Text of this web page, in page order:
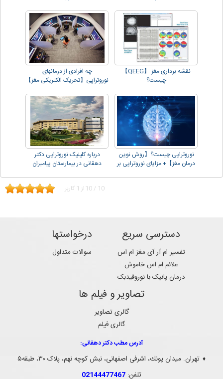
نقشه برداری مغز 【QEEG】
چیست؟
چه افرادی از درمانهای
نوروتراپی【تحریک الکتریکی مغز】
نوروتراپی چیست؟【روش نوین
درمان مغز】+ مزایای نوروتراپی بر
درباره کلینیک نوروتراپی دکتر
دهقانی در بیمارستان پیامبران
10 / 10 از 1 کاربر
دسترسی سریع
تفسیر ام آر آی مغز ام اس
علائم ام اس خاموش
درمان پانیک با نوروفیدبک
درخواستها
سوالات متداول
تصاویر و فیلم ها
گالری تصاویر
گالری فیلم
آدرس مطب دکتر دهقانی:
♦ تهران. ميدان پونك، اشرفی اصفهانی، نبش کوچه نهم، پلاک ۳۰، طبقه۵
تلفن: 02144477467